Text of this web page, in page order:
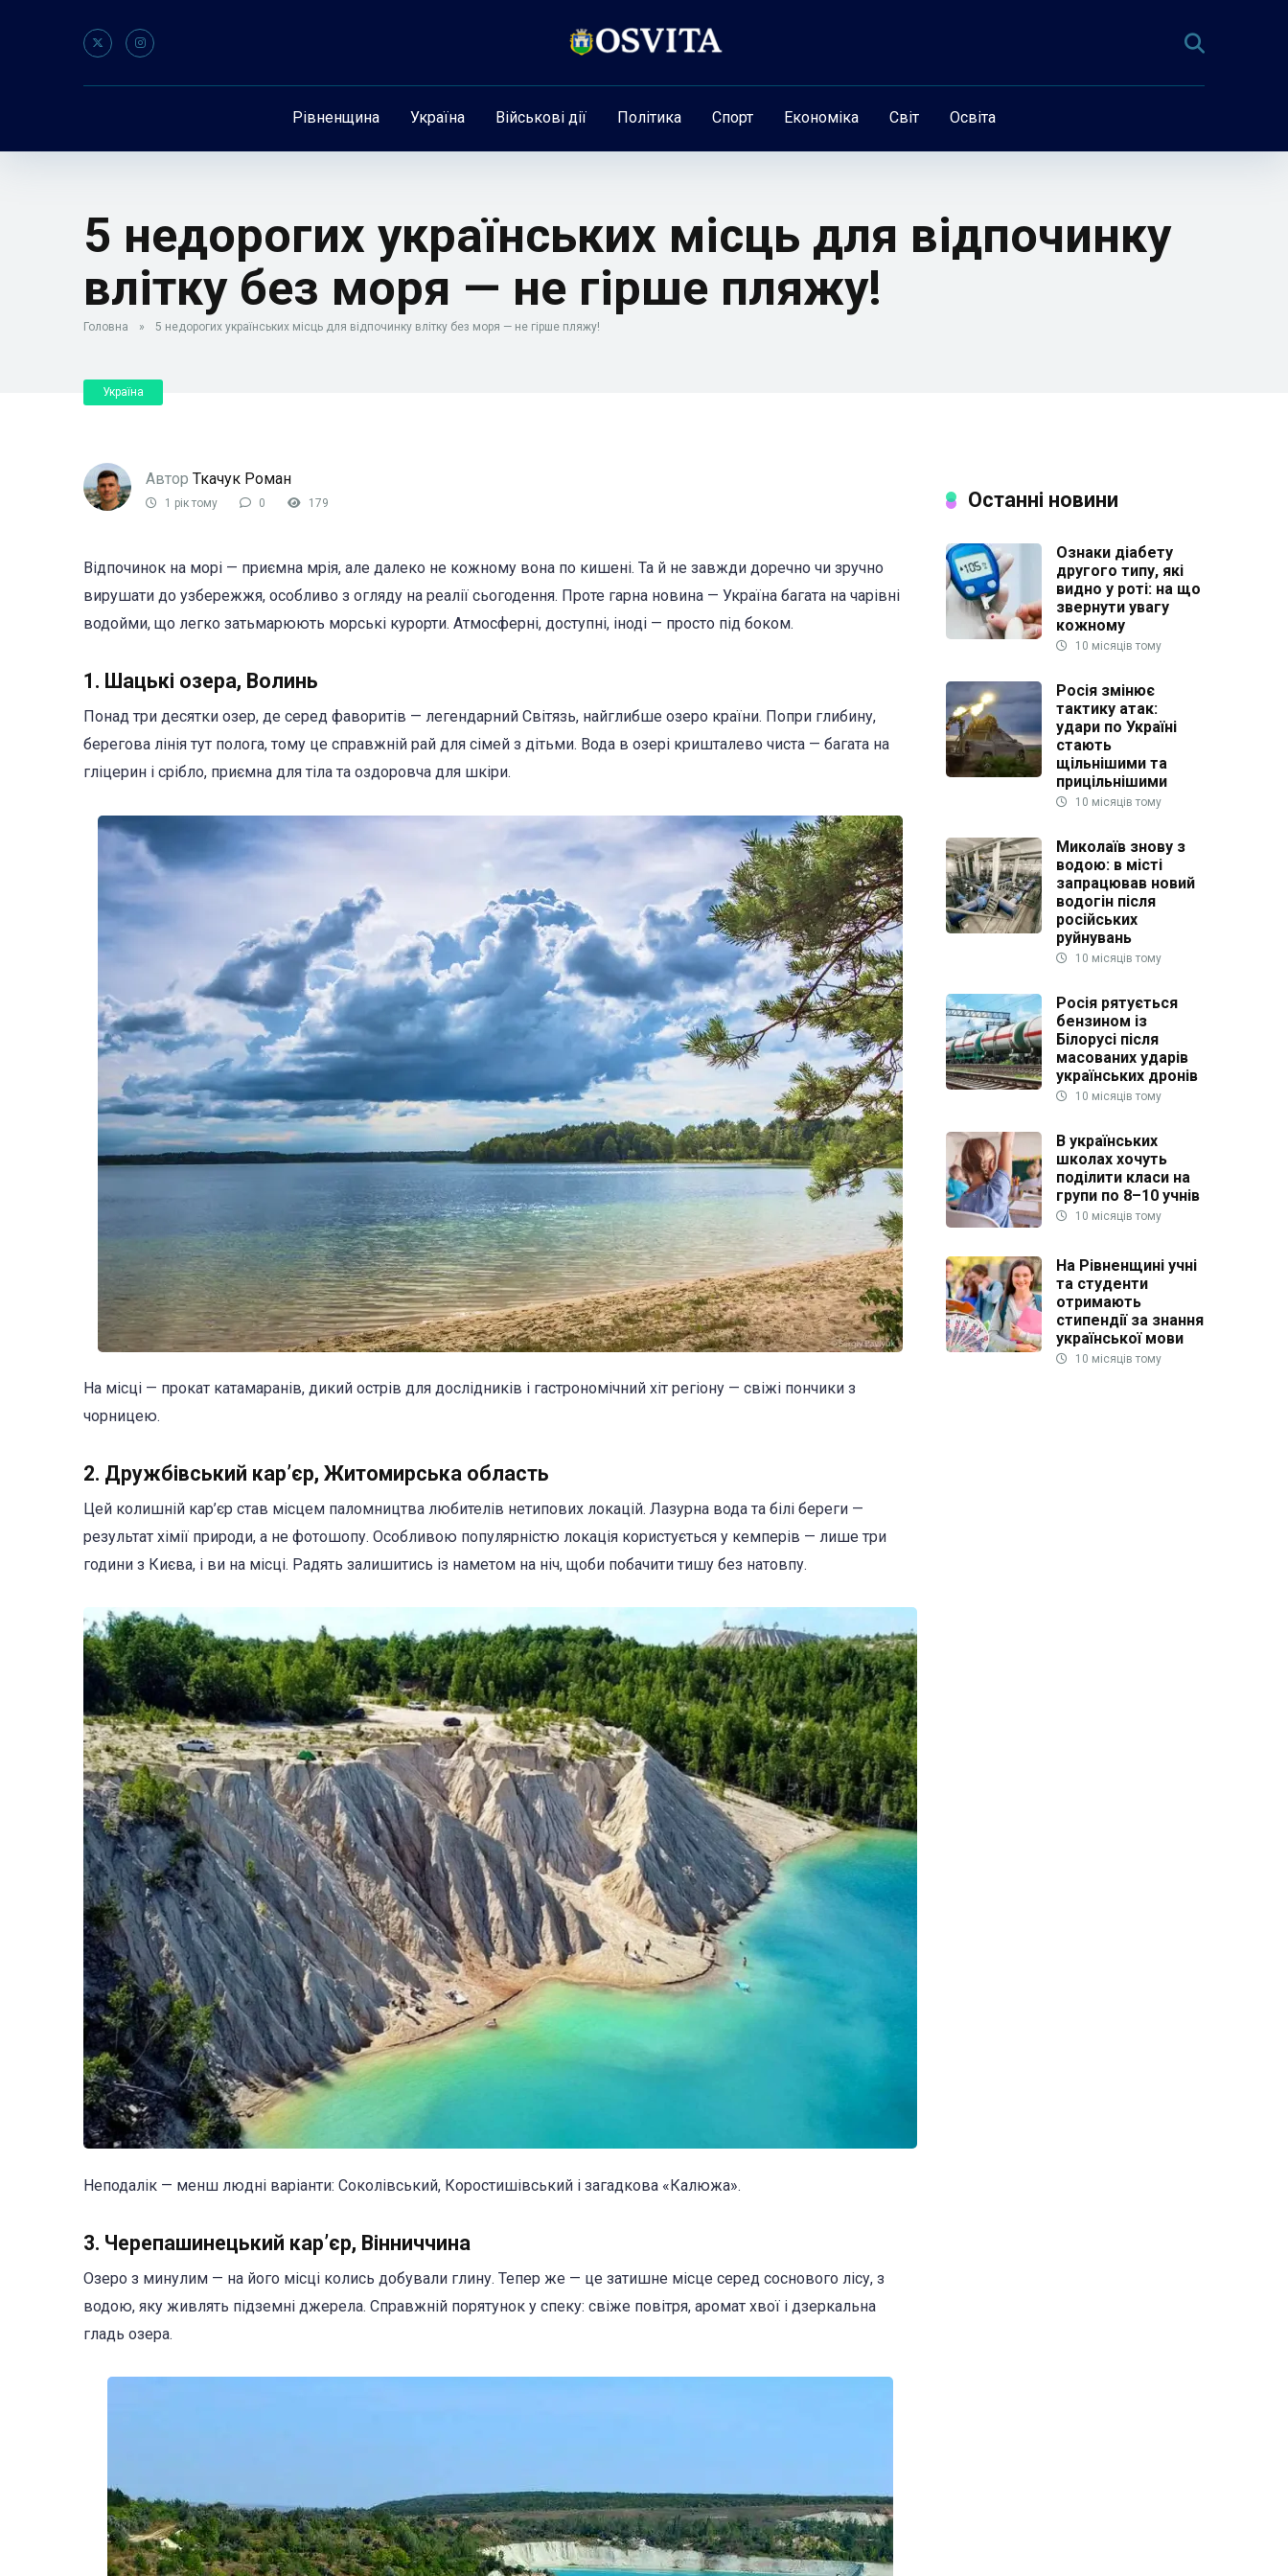
Рівненщина Україна Військові дії Політика Спорт Економіка Світ Освіта
5 недорогих українських місць для відпочинку
влітку без моря — не гірше пляжу!
Головна » 5 недорогих українських місць для відпочинку влітку без моря — не гірше пляжу!
Україна
Автор Ткачук Роман
1 рік тому 0 179
Відпочинок на морі — приємна мрія, але далеко не кожному вона по кишені. Та й не завжди доречно чи зручно
вирушати до узбережжя, особливо з огляду на реалії сьогодення. Проте гарна новина — Україна багата на чарівні
водойми, що легко затьмарюють морські курорти. Атмосферні, доступні, іноді — просто під боком.
1. Шацькі озера, Волинь
Понад три десятки озер, де серед фаворитів — легендарний Світязь, найглибше озеро країни. Попри глибину,
берегова лінія тут полога, тому це справжній рай для сімей з дітьми. Вода в озері кришталево чиста — багата на
гліцерин і срібло, приємна для тіла та оздоровча для шкіри.
На місці — прокат катамаранів, дикий острів для дослідників і гастрономічний хіт регіону — свіжі пончики з
чорницею.
2. Дружбівський кар’єр, Житомирська область
Цей колишній кар’єр став місцем паломництва любителів нетипових локацій. Лазурна вода та білі береги —
результат хімії природи, а не фотошопу. Особливою популярністю локація користується у кемперів — лише три
години з Києва, і ви на місці. Радять залишитись із наметом на ніч, щоби побачити тишу без натовпу.
Неподалік — менш людні варіанти: Соколівський, Коростишівський і загадкова «Калюжа».
3. Черепашинецький кар’єр, Вінниччина
Озеро з минулим — на його місці колись добували глину. Тепер же — це затишне місце серед соснового лісу, з
водою, яку живлять підземні джерела. Справжній порятунок у спеку: свіже повітря, аромат хвої і дзеркальна
гладь озера.
Останні новини
Ознаки діабету
другого типу, які
видно у роті: на що
звернути увагу
кожному
10 місяців тому
Росія змінює
тактику атак:
удари по Україні
стають
щільнішими та
прицільнішими
10 місяців тому
Миколаїв знову з
водою: в місті
запрацював новий
водогін після
російських
руйнувань
10 місяців тому
Росія рятується
бензином із
Білорусі після
масованих ударів
українських дронів
10 місяців тому
В українських
школах хочуть
поділити класи на
групи по 8–10 учнів
10 місяців тому
На Рівненщині учні
та студенти
отримають
стипендії за знання
української мови
10 місяців тому